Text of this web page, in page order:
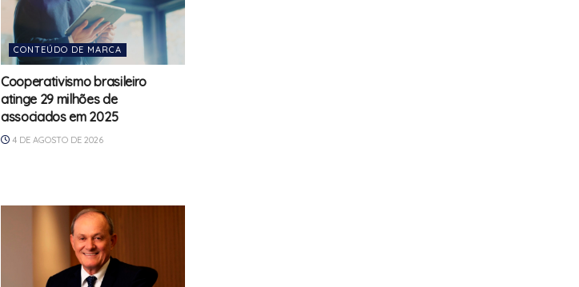
CONTEÚDO DE MARCA
Cooperativismo brasileiro
atinge 29 milhões de
associados em 2025
4 DE AGOSTO DE 2026